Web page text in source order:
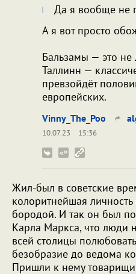
Да я вообще не
А я вот просто
Бальзамы — это не
Таллинн —
превзойдёт
европейских.
Vinny_The_Poo
10.07.23
15:36
Жил-был в советские
колоритнейшая
бородой. И так он был
Карла Маркса, что люди
всей столицы
безобразие до ведома
Пришли к нему